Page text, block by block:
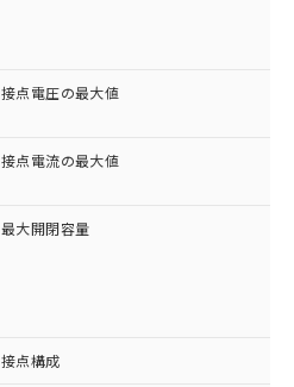
接点電圧の最大値
接点電流の最大値
最大開閉容量
接点構成